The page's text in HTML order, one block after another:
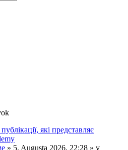
які представляє
» 5. Augusta 2026, 22:28 » v